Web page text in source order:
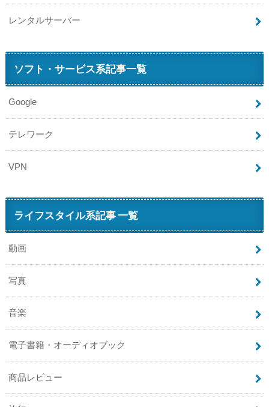
レンタルサーバー
ソフト・サービス系記事一覧
Google
テレワーク
VPN
ライフスタイル系記事 一覧
動画
写真
音楽
電子書籍・オーディオブック
商品レビュー